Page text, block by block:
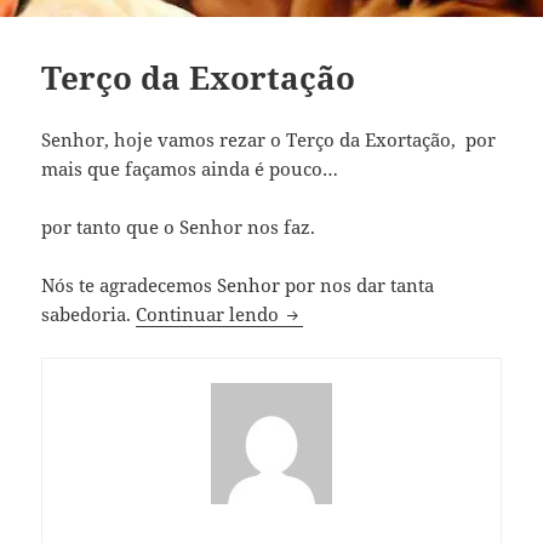
Terço da Exortação
Senhor, hoje vamos rezar o Terço da Exortação, por
mais que façamos ainda é pouco…
por tanto que o Senhor nos faz.
Nós te agradecemos Senhor por nos dar tanta
sabedoria.Continuar lendo Terço da Exortação